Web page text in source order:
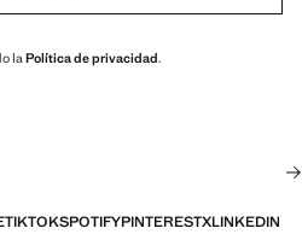
laPolítica de privacidad.
TIKTOKSPOTIFYPINTERESTXLINKEDIN